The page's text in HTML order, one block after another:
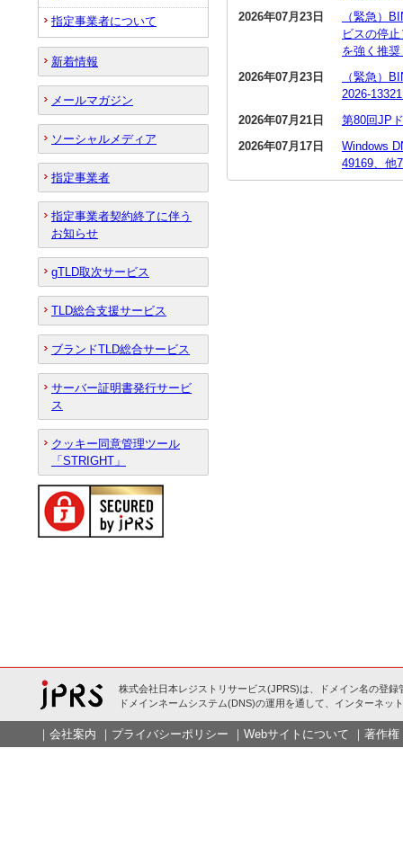
2026年07月23日
（緊急）
ビスの停
を強く推奨
2026年07月23日
（緊急）
2026-
2026年07月21日
第80回JP
2026年07月17日
Windows
49169、他
指定事業者について
新着情報
メールマガジン
ソーシャルメディア
指定事業者
指定事業者契約終了に伴う
お知らせ
gTLD取次サービス
TLD総合支援サービス
ブランドTLD総合サービス
サーバー証明書発行サービ
ス
クッキー同意管理ツール
「STRIGHT」
株式会社日本レジストリサービス(JPRS)は、ドメイン名の登録
ドメインネームシステム(DNS)の運用を通して、インターネッ
｜ 会社案内 ｜ プライバシーポリシー ｜ Webサイトについて ｜ 著作権